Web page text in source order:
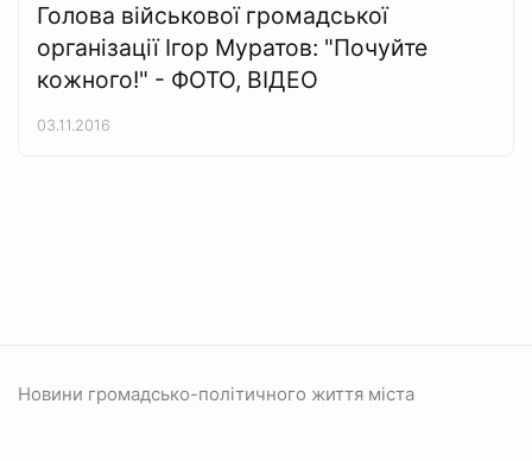
Голова військової громадської
організації Ігор Муратов: "Почуйте
кожного!" - ФОТО, ВІДЕО
03.11.2016
Новини громадсько-політичного життя міста